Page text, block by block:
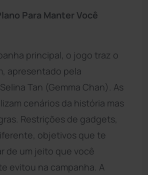
Para Manter Você
principal, o jogo traz o
apresentado pela
Tan (Gemma Chan). As
cenários da história mas
Restrições de gadgets,
objetivos que te
de um jeito que você
evitou na campanha. A